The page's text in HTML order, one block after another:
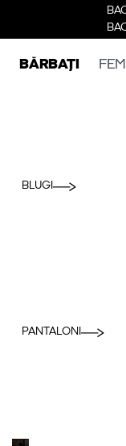
BĂRBAȚI
BLUGI
PANTALONI